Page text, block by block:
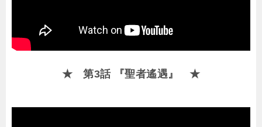
★ 第3話 『聖者遙遇』 ★